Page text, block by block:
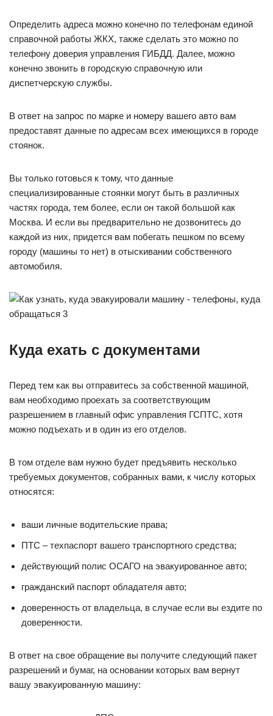
Определить адреса можно конечно по телефонам единой
справочной работы ЖКХ, также сделать это можно по
телефону доверия управления ГИБДД. Далее, можно
конечно звонить в городскую справочную или
диспетчерскую службы.
В ответ на запрос по марке и номеру вашего авто вам
предоставят данные по адресам всех имеющихся в городе
стоянок.
Вы только готовься к тому, что данные
специализированные стоянки могут быть в различных
частях города, тем более, если он такой большой как
Москва. И если вы предварительно не дозвонитесь до
каждой из них, придется вам побегать пешком по всему
городу (машины то нет) в отыскивании собственного
автомобиля.
Куда ехать с документами
Перед тем как вы отправитесь за собственной машиной,
вам необходимо проехать за соответствующим
разрешением в главный офис управления ГСПТС, хотя
можно подъехать и в один из его отделов.
В том отделе вам нужно будет предъявить несколько
требуемых документов, собранных вами, к числу которых
относятся:
ваши личные водительские права;
ПТС – техпаспорт вашего транспортного средства;
действующий полис ОСАГО на эвакуированное авто;
гражданский паспорт обладателя авто;
доверенность от владельца, в случае если вы ездите по
доверенности.
В ответ на свое обращение вы получите следующий пакет
разрешений и бумаг, на основании которых вам вернут
вашу эвакуированную машину: